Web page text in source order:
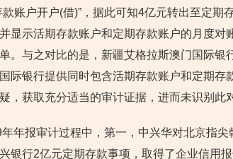
款账户开户(借)”，据此可知4亿元转出至定
显示活期存款账户和定期存款账户的月度对
。与之对比的是，新疆艾格拉斯澳门国际
际银行提供同时包含活期存款账户和定期存
，获取充分适当的审计证据，进而未识别此
年年报审计过程中，第一，中兴华对北京指
银行2亿元定期存款事项，取得了企业信用